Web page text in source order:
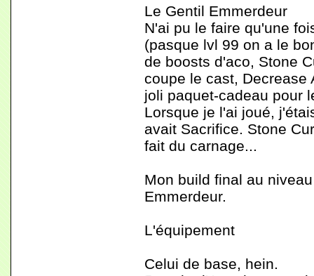
Le Gentil Emmerdeur
N'ai pu le faire qu'une
(pasque lvl 99 on a le
de boosts d'aco, Stone
coupe le cast, Decrease
joli paquet-cadeau pour
Lorsque je l'ai joué,
avait Sacrifice. Stone
fait du carnage...
Mon build final au
Emmerdeur.
L'équipement
Celui de base, hein.